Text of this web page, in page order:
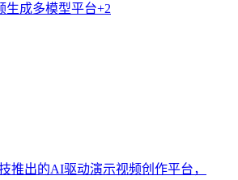
生成多模型平台+2
推出的AI驱动演示视频创作平台，